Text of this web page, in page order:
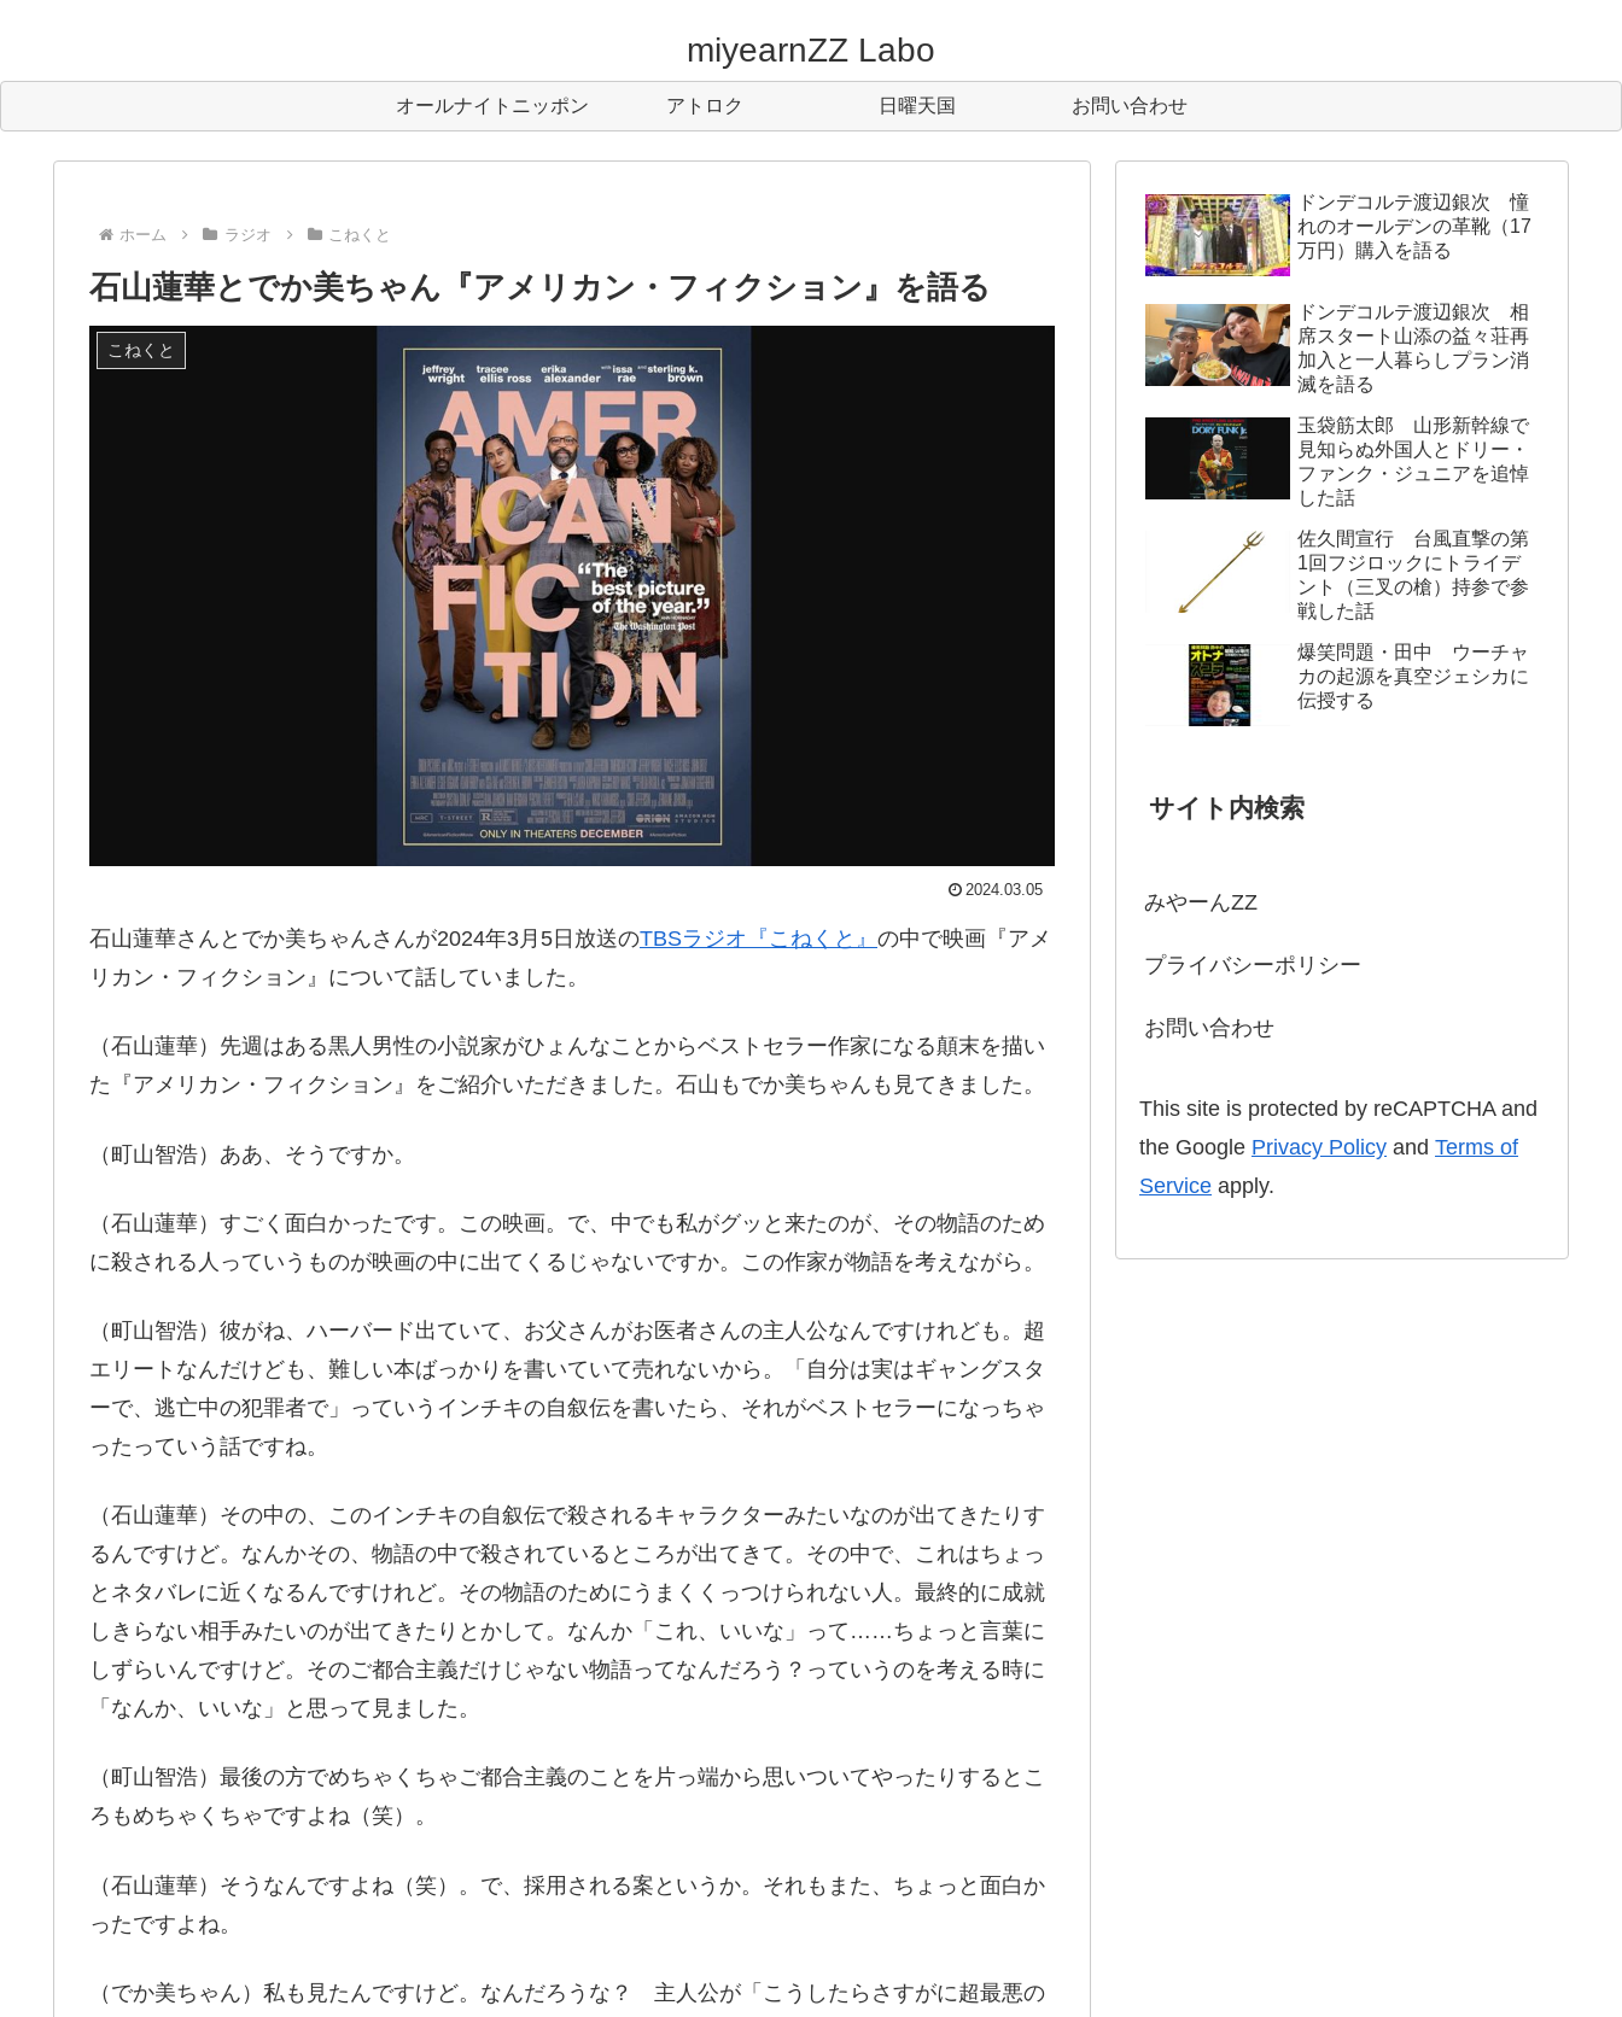
miyearnZZ Labo
オールナイトニッポン アトロク 日曜天国 お問い合わせ
ホーム ラジオ こねくと
石山蓮華とでか美ちゃん『アメリカン・フィクション』を語る
こねくと
2024.03.05
石山蓮華さんとでか美ちゃんさんが2024年3月5日放送のTBSラジオ『こねくと』 の中で映画『アメ
リカン・フィクション』について話していました。
（石山蓮華）先週はある黒人男性の小説家がひょんなことからベストセラー作家になる顛末を描い
た『アメリカン・フィクション』をご紹介いただきました。石山もでか美ちゃんも見てきました。
（町山智浩）ああ、そうですか。
（石山蓮華）すごく面白かったです。この映画。で、中でも私がグッと来たのが、その物語のため
に殺される人っていうものが映画の中に出てくるじゃないですか。この作家が物語を考えながら。
（町山智浩）彼がね、ハーバード出ていて、お父さんがお医者さんの主人公なんですけれども。超
エリートなんだけども、難しい本ばっかりを書いていて売れないから。「自分は実はギャングスタ
ーで、逃亡中の犯罪者で」っていうインチキの自叙伝を書いたら、それがベストセラーになっちゃ
ったっていう話ですね。
（石山蓮華）その中の、このインチキの自叙伝で殺されるキャラクターみたいなのが出てきたりす
るんですけど。なんかその、物語の中で殺されているところが出てきて。その中で、これはちょっ
とネタバレに近くなるんですけれど。その物語のためにうまくくっつけられない人。最終的に成就
しきらない相手みたいのが出てきたりとかして。なんか「これ、いいな」って……ちょっと言葉に
しずらいんですけど。そのご都合主義だけじゃない物語ってなんだろう？っていうのを考える時に
「なんか、いいな」と思って見ました。
（町山智浩）最後の方でめちゃくちゃご都合主義のことを片っ端から思いついてやったりするとこ
ろもめちゃくちゃですよね（笑）。
（石山蓮華）そうなんですよね（笑）。で、採用される案というか。それもまた、ちょっと面白か
ったですよね。
（でか美ちゃん）私も見たんですけど。なんだろうな？ 主人公が「こうしたらさすがに超最悪の
ドンデコルテ渡辺銀次 憧
れのオールデンの革靴（17
万円）購入を語る
ドンデコルテ渡辺銀次 相
席スタート山添の益々荘再
加入と一人暮らしプラン消
滅を語る
玉袋筋太郎 山形新幹線で
見知らぬ外国人とドリー・
ファンク・ジュニアを追悼
した話
佐久間宣行 台風直撃の第
1回フジロックにトライデ
ント（三叉の槍）持参で参
戦した話
爆笑問題・田中 ウーチャ
カの起源を真空ジェシカに
伝授する
サイト内検索
みやーんZZ
プライバシーポリシー
お問い合わせ
This site is protected by reCAPTCHA and
the Google Privacy Policy and Terms of
Service apply.